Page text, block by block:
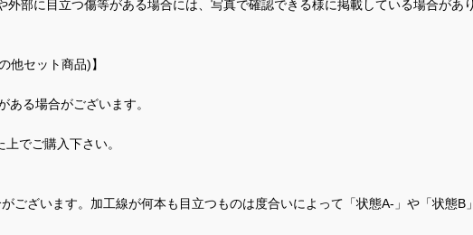
部に目立つ傷等がある場合には、写真で確認できる様に掲載している場合が
他セット商品)】
る場合がございます。
でご購入下さい。
ございます。加工線が何本も目立つものは度合いによって「状態A-」や「状態B